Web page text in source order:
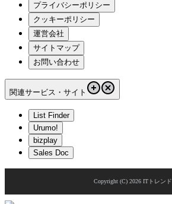
プライバシーポリシー
クッキーポリシー
運営会社
サイトマップ
お問い合わせ
関連サービス・サイト
List Finder
Urumo!
bizplay
Sales Doc
Copyright (C) 2026 ITトレンド